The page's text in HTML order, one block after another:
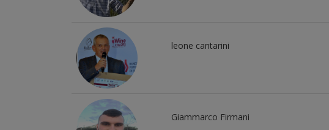
leone cantarini
Giammarco Firmani